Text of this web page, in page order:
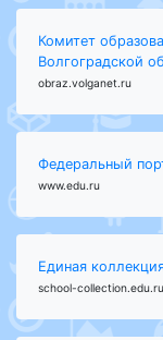
Комитет
Волгоградской
obraz.volganet.ru
Федеральный
www.edu.ru
Единая
school-collection.edu.ru